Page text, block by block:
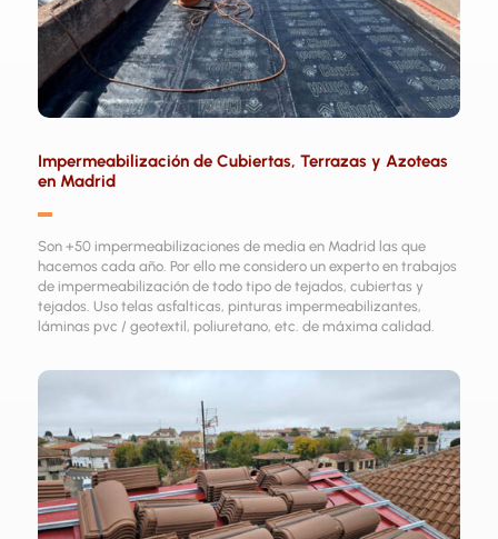
Impermeabilización de Cubiertas, Terrazas y Azoteas
en Madrid
▬
Son +50 impermeabilizaciones de media en Madrid las que
hacemos cada año. Por ello me considero un experto en trabajos
de impermeabilización de todo tipo de tejados, cubiertas y
tejados. Uso telas asfalticas, pinturas impermeabilizantes,
láminas pvc / geotextil, poliuretano, etc. de máxima calidad.